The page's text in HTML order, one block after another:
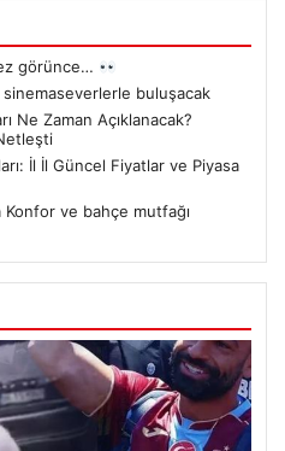
görünce…
buluşacak
Ne Zaman Açıklanacak?
İl İl Güncel Fiyatlar ve Piyasa
Konfor ve bahçe mutfağı